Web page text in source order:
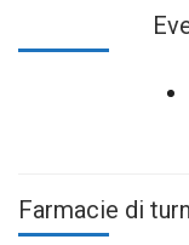
Farmacie di